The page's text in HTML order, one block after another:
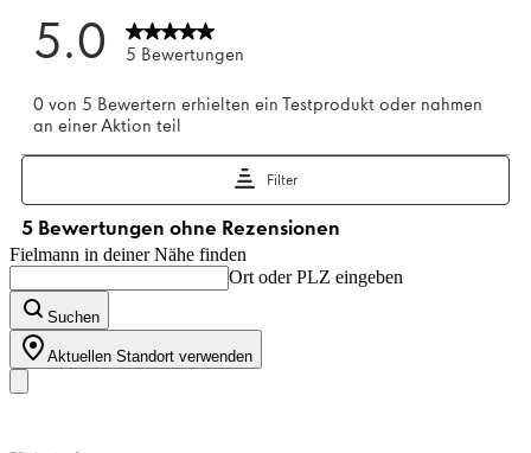
Fielmann in deiner Nähe finden
Ort oder PLZ eingeben
Suchen
Aktuellen Standort verwenden